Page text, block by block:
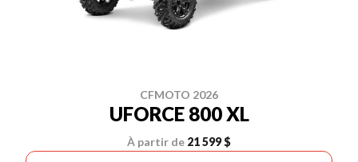
CFMOTO 2026
UFORCE 800 XL
À partir de 21 599 $